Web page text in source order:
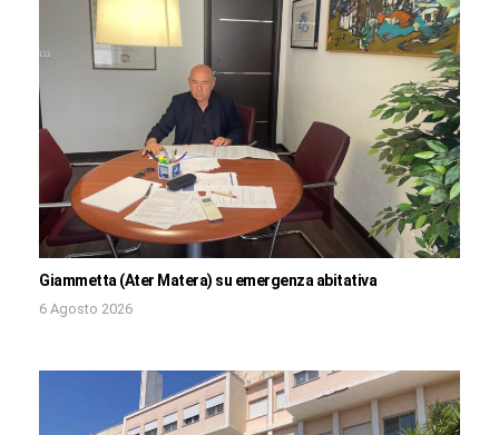
Giammetta (Ater Matera) su emergenza abitativa
6 Agosto 2026